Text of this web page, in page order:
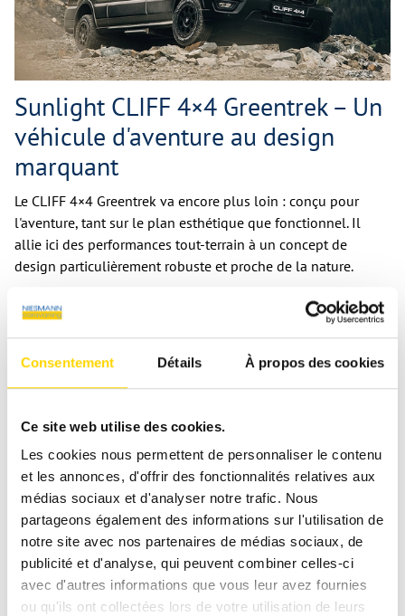
Consentement Détails À propos des cookies
Ce site web utilise des cookies.
Les cookies nous permettent de personnaliser le contenu
et les annonces, d'offrir des fonctionnalités relatives aux
médias sociaux et d'analyser notre trafic. Nous
partageons également des informations sur l'utilisation de
notre site avec nos partenaires de médias sociaux, de
publicité et d'analyse, qui peuvent combiner celles-ci
avec d'autres informations que vous leur avez fournies
ou qu'ils ont collectées lors de votre utilisation de leurs
Sunlight CLIFF 4×4 Greentrek – Un
véhicule d'aventure au design
marquant
Le CLIFF 4×4 Greentrek va encore plus loin : conçu pour
l'aventure, tant sur le plan esthétique que fonctionnel. Il
allie ici des performances tout-terrain à un concept de
design particulièrement robuste et proche de la nature.
Une peinture distinctive « Yellow Olive » avec des
autocollants Greentrek exclusifs pour un look outdoor
unique
Des pneus de 17 pouces au look tout-terrain imposant
Des systèmes d'aide à la conduite modernes tels que
l'alerte de franchissement de ligne, l'assistance au vent
latéral, la détection de fatigue et l'assistance pré-
collision sont proposés de série
Vers la personne à contacter